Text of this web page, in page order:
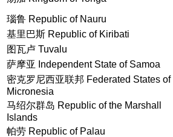
瑙鲁 Republic of Nauru
基里巴斯 Republic of Kiribati
图瓦卢 Tuvalu
萨摩亚 Independent State of Samoa
密克罗尼西亚联邦 Federated States of
Micronesia
马绍尔群岛 Republic of the Marshall
Islands
帕劳 Republic of Palau